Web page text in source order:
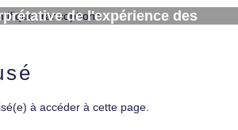
de l'expérience des
ans
à accéder à cette page.